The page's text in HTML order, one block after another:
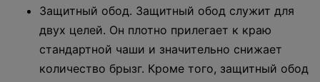
Защитный обод. Защитный обод служит для
двух целей. Он плотно прилегает к краю
стандартной чаши и значительно снижает
количество брызг. Кроме того, защитный обод